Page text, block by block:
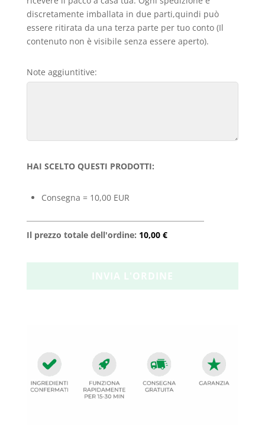
discretamente imballata in due parti,quindi può
essere ritirata da una terza parte per tuo conto (Il
contenuto non è visibile senza essere aperto).
Note aggiuntitive:
HAI SCELTO QUESTI PRODOTTI:
Consegna = 10,00 EUR
Il prezzo totale dell'ordine: 10,00 €